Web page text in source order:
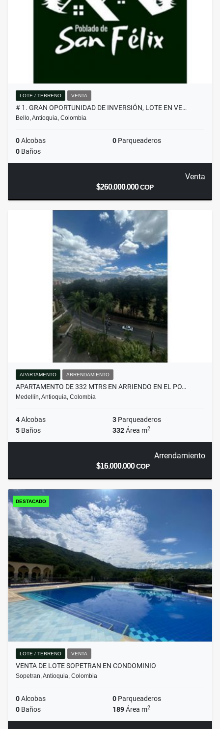
LOTE / TERRENO VENTA
# 1. GRAN OPORTUNIDAD DE INVERSIÓN, LOTE EN VE…
Bello, Antioquia, Colombia
0Alcobas 0 Parqueaderos
0 Baños
Venta
$260.000.000COP
APARTAMENTO ARRENDAMIENTO
APARTAMENTO DE 332 MTRS EN ARRIENDO EN EL PO…
Medellín, Antioquia, Colombia
4Alcobas 3 Parqueaderos
5 Baños 332Área m2
Arrendamiento
$16.000.000COP
DESTACADO
LOTE / TERRENO VENTA
VENTA DE LOTE SOPETRAN EN CONDOMINIO
Sopetran, Antioquia, Colombia
0Alcobas 0 Parqueaderos
0 Baños 189Área m2